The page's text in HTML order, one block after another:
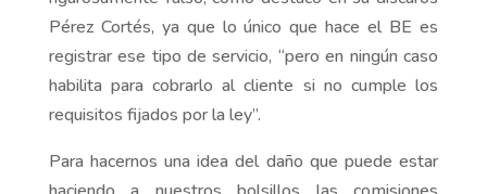
Pérez Cortés, ya que lo único que hace el BE es
registrar ese tipo de servicio, “pero en ningún caso
habilita para cobrarlo al cliente si no cumple los
requisitos fijados por la ley”.
Para hacernos una idea del daño que puede estar